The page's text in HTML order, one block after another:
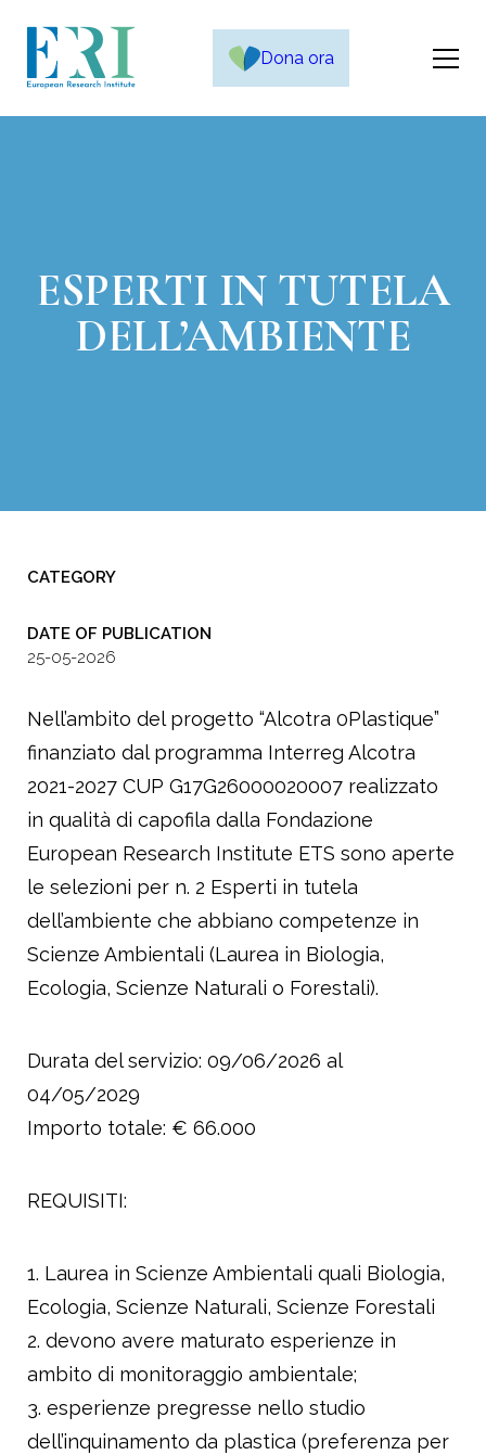
Dona ora
ESPERTI IN TUTELA
DELL’AMBIENTE
CATEGORY
DATE OF PUBLICATION
25-05-2026
Nell’ambito del progetto “Alcotra 0Plastique”
finanziato dal programma Interreg Alcotra
2021-2027 CUP G17G26000020007 realizzato
in qualità di capofila dalla Fondazione
European Research Institute ETS sono aperte
le selezioni per n. 2 Esperti in tutela
dell’ambiente che abbiano competenze in
Scienze Ambientali (Laurea in Biologia,
Ecologia, Scienze Naturali o Forestali).
Durata del servizio: 09/06/2026 al
04/05/2029
Importo totale: € 66.000
REQUISITI:
Laurea in Scienze Ambientali quali Biologia,
Ecologia, Scienze Naturali, Scienze Forestali
devono avere maturato esperienze in
ambito di monitoraggio ambientale;
esperienze pregresse nello studio
dell’inquinamento da plastica (preferenza per